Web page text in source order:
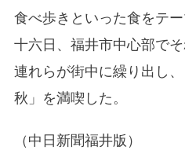
食べ歩きといった食をテ
十六日、福井市中心部で
連れらが街中に繰り出し
秋」を満喫した。
（中日新聞福井版）